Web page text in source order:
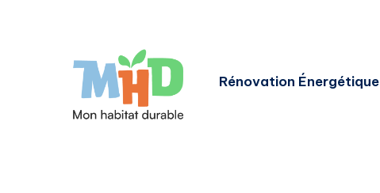
Rénovation Énergétique